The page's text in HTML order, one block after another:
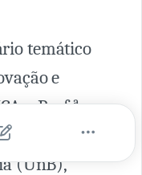
temático
e
a Prof.ª
Fleury Rosa,
(UnB)​,